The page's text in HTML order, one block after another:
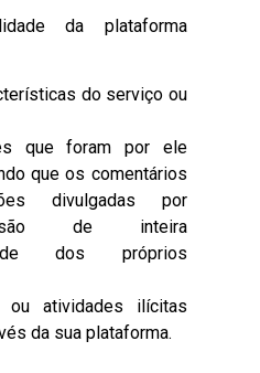
da plataforma
do serviço ou
que foram por ele
que os comentários
divulgadas por
são de inteira
dos próprios
ou atividades ilícitas
da sua plataforma.